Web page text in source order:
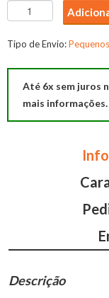
Quantidade
de
Beliche
Tipo de Envio:
Até 6x sem juros
mais informações.
Descrição